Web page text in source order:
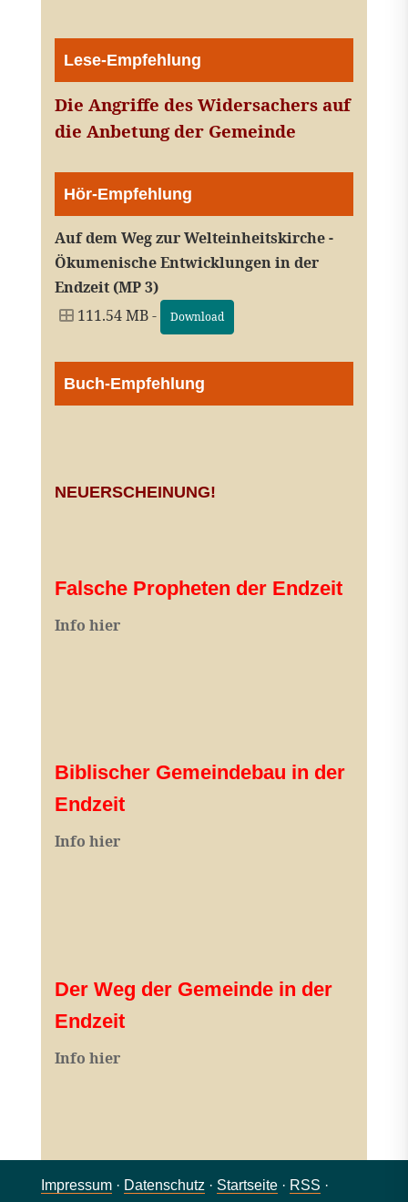
Lese-Empfehlung
Die Angriffe des Widersachers auf
die Anbetung der Gemeinde
Hör-Empfehlung
Auf dem Weg zur Welteinheitskirche -
Ökumenische Entwicklungen in der
Endzeit (MP 3)
111.54 MB -
Download
Buch-Empfehlung
NEUERSCHEINUNG!
Falsche Propheten der Endzeit
Info hier
Biblischer Gemeindebau in der
Endzeit
Info hier
Der Weg der Gemeinde in der
Endzeit
Info hier
Impressum· Datenschutz · Startseite· RSS ·